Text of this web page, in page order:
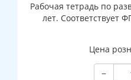
Рабочая тетрадь по
лет. Соответствует
Цена
−